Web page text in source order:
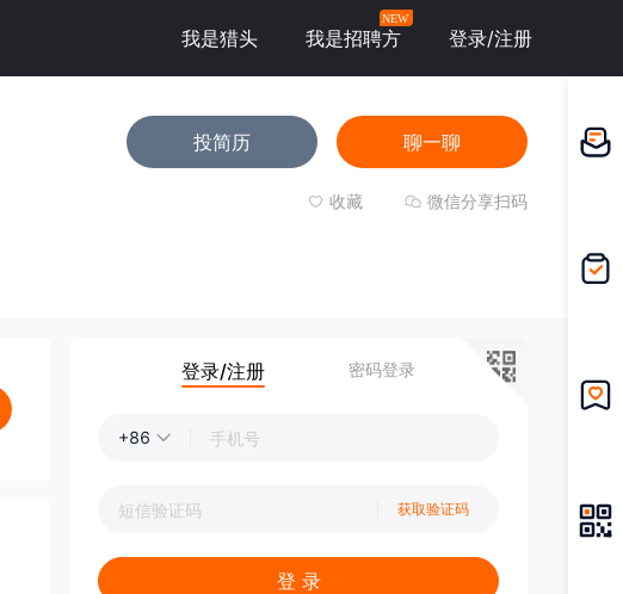
我是猎头 我是招聘方
NEW
登录/注册
投简历 聊一聊
收藏
微信分享扫码
登录/注册 密码登录
+86
获取验证码
登 录